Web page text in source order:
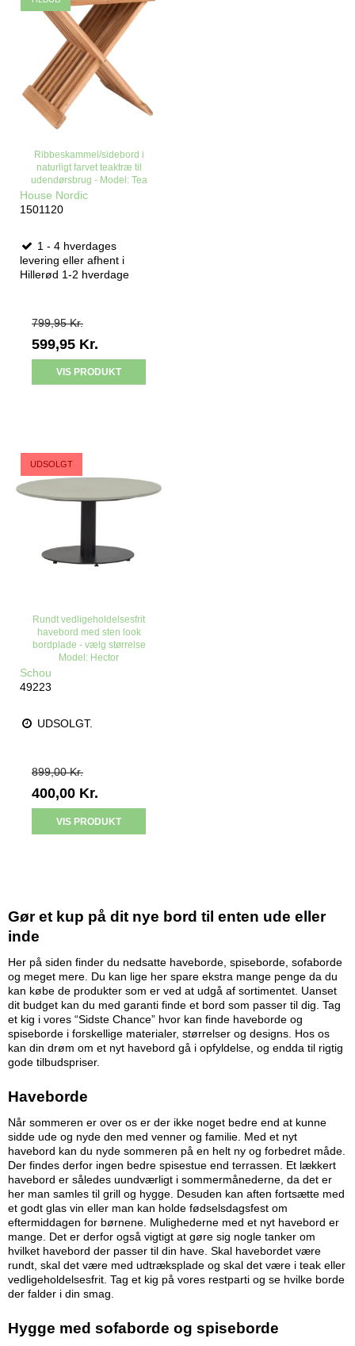
Ribbeskammel/sidebord i
naturligt farvet teaktræ til
udendørsbrug - Model: Tea
House Nordic
1501120
1 - 4 hverdages
levering eller afhent i
Hillerød 1-2 hverdage
799,95 Kr.
599,95 Kr.
VIS PRODUKT
TILBUD
UDSOLGT
Rundt vedligeholdelsesfrit
havebord med sten look
bordplade - vælg størrelse
Model: Hector
Schou
49223
UDSOLGT.
899,00 Kr.
400,00 Kr.
VIS PRODUKT
Gør et kup på dit nye bord til enten ude eller
inde
Her på siden finder du nedsatte haveborde, spiseborde, sofaborde
og meget mere. Du kan lige her spare ekstra mange penge da du
kan købe de produkter som er ved at udgå af sortimentet. Uanset
dit budget kan du med garanti finde et bord som passer til dig. Tag
et kig i vores “Sidste Chance” hvor kan finde haveborde og
spiseborde i forskellige materialer, størrelser og designs. Hos os
kan din drøm om et nyt havebord gå i opfyldelse, og endda til rigtig
gode tilbudspriser.
Haveborde
Når sommeren er over os er der ikke noget bedre end at kunne
sidde ude og nyde den med venner og familie. Med et nyt
havebord kan du nyde sommeren på en helt ny og forbedret måde.
Der findes derfor ingen bedre spisestue end terrassen. Et lækkert
havebord er således uundværligt i sommermånederne, da det er
her man samles til grill og hygge. Desuden kan aften fortsætte med
et godt glas vin eller man kan holde fødselsdagsfest om
eftermiddagen for børnene. Mulighederne med et nyt havebord er
mange. Det er derfor også vigtigt at gøre sig nogle tanker om
hvilket havebord der passer til din have. Skal havebordet være
rundt, skal det være med udtræksplade og skal det være i teak eller
vedligeholdelsesfrit. Tag et kig på vores restparti og se hvilke borde
der falder i din smag.
Hygge med sofaborde og spiseborde